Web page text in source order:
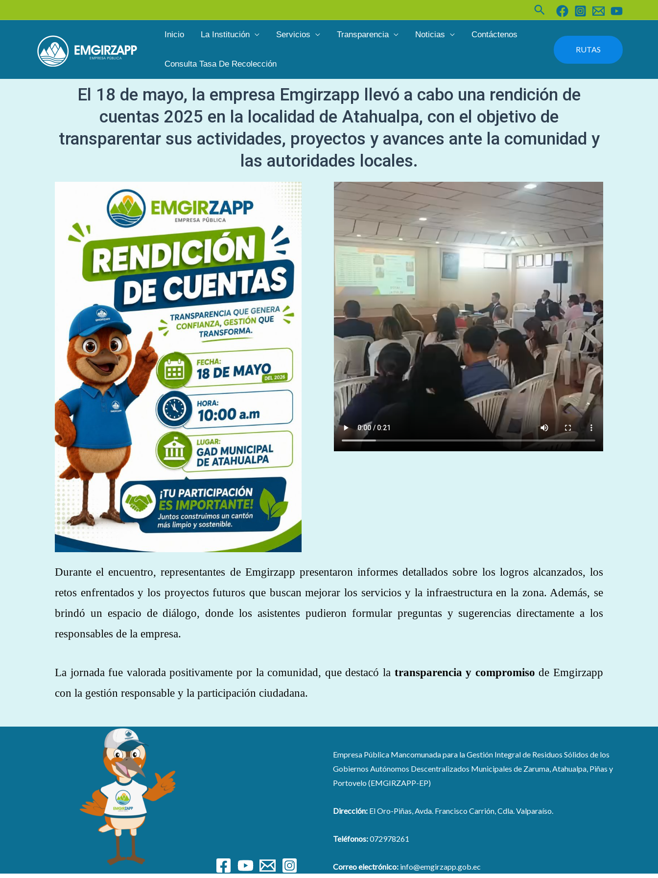
al
Buscar
Inicio La Institución Servicios Transparencia Noticias Contáctenos
Consulta Tasa De Recolección
RUTAS
El 18 de mayo, la empresa Emgirzapp llevó a cabo una rendición de
cuentas 2025 en la localidad de Atahualpa, con el objetivo de
transparentar sus actividades, proyectos y avances ante la comunidad y
las autoridades locales.
Durante el encuentro, representantes de Emgirzapp presentaron informes detallados sobre los logros alcanzados, los
retos enfrentados y los proyectos futuros que buscan mejorar los servicios y la infraestructura en la zona. Además, se
brindó un espacio de diálogo, donde los asistentes pudieron formular preguntas y sugerencias directamente a los
responsables de la empresa.
La jornada fue valorada positivamente por la comunidad, que destacó la transparencia y compromiso de Emgirzapp
con la gestión responsable y la participación ciudadana.
Empresa Pública Mancomunada para la Gestión Integral de Residuos Sólidos de los
Gobiernos Autónomos Descentralizados Municipales de Zaruma, Atahualpa, Piñas y
Portovelo (EMGIRZAPP-EP)
Dirección: El Oro-Piñas, Avda. Francisco Carrión, Cdla. Valparaíso.
Teléfonos:072978261
Correo electrónico: info@emgirzapp.gob.ec